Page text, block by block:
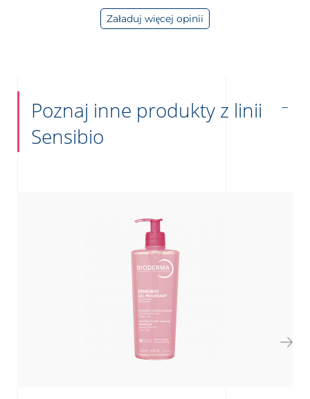
Załaduj więcej opinii
Poznaj inne produkty z linii
Sensibio